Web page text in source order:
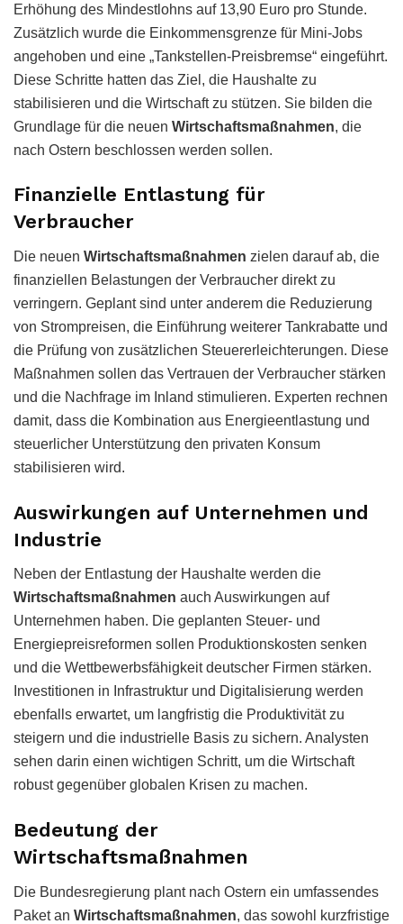
Erhöhung des Mindestlohns auf 13,90 Euro pro Stunde.
Zusätzlich wurde die Einkommensgrenze für Mini-Jobs
angehoben und eine „Tankstellen-Preisbremse“ eingeführt.
Diese Schritte hatten das Ziel, die Haushalte zu
stabilisieren und die Wirtschaft zu stützen. Sie bilden die
Grundlage für die neuen Wirtschaftsmaßnahmen, die
nach Ostern beschlossen werden sollen.
Finanzielle Entlastung für
Verbraucher
Die neuen Wirtschaftsmaßnahmen zielen darauf ab, die
finanziellen Belastungen der Verbraucher direkt zu
verringern. Geplant sind unter anderem die Reduzierung
von Strompreisen, die Einführung weiterer Tankrabatte und
die Prüfung von zusätzlichen Steuererleichterungen. Diese
Maßnahmen sollen das Vertrauen der Verbraucher stärken
und die Nachfrage im Inland stimulieren. Experten rechnen
damit, dass die Kombination aus Energieentlastung und
steuerlicher Unterstützung den privaten Konsum
stabilisieren wird.
Auswirkungen auf Unternehmen und
Industrie
Neben der Entlastung der Haushalte werden die
Wirtschaftsmaßnahmen auch Auswirkungen auf
Unternehmen haben. Die geplanten Steuer- und
Energiepreisreformen sollen Produktionskosten senken
und die Wettbewerbsfähigkeit deutscher Firmen stärken.
Investitionen in Infrastruktur und Digitalisierung werden
ebenfalls erwartet, um langfristig die Produktivität zu
steigern und die industrielle Basis zu sichern. Analysten
sehen darin einen wichtigen Schritt, um die Wirtschaft
robust gegenüber globalen Krisen zu machen.
Bedeutung der
Wirtschaftsmaßnahmen
Die Bundesregierung plant nach Ostern ein umfassendes
Paket an Wirtschaftsmaßnahmen, das sowohl kurzfristige